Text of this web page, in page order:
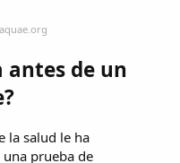
antes de un
la salud le ha
prueba de